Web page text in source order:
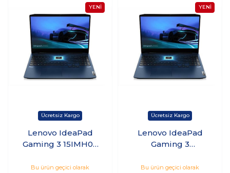
Lenovo IdeaPad
Gaming 3 15IMH05
10300H 16GB 512GB
Bu ürün geçici olarak
Lenovo IdeaPad
Gaming 3
10750H 16GB 512GB
Bu ürün geçici olarak